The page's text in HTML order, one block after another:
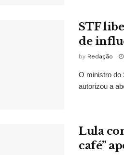
STF
de
by Redação
O ministro do
autorizou a
Lula
café”